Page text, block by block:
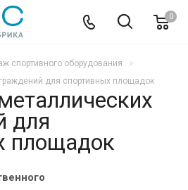
0
спортивного оборудования
для спортивных площадок
для
площадок